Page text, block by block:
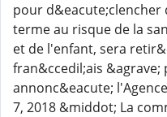
pour d&eacute;clencher
terme au risque de la
et de l'enfant, sera
fran&ccedil;ais &agrave;
annonc&eacute;
7, 2018 &middot; La